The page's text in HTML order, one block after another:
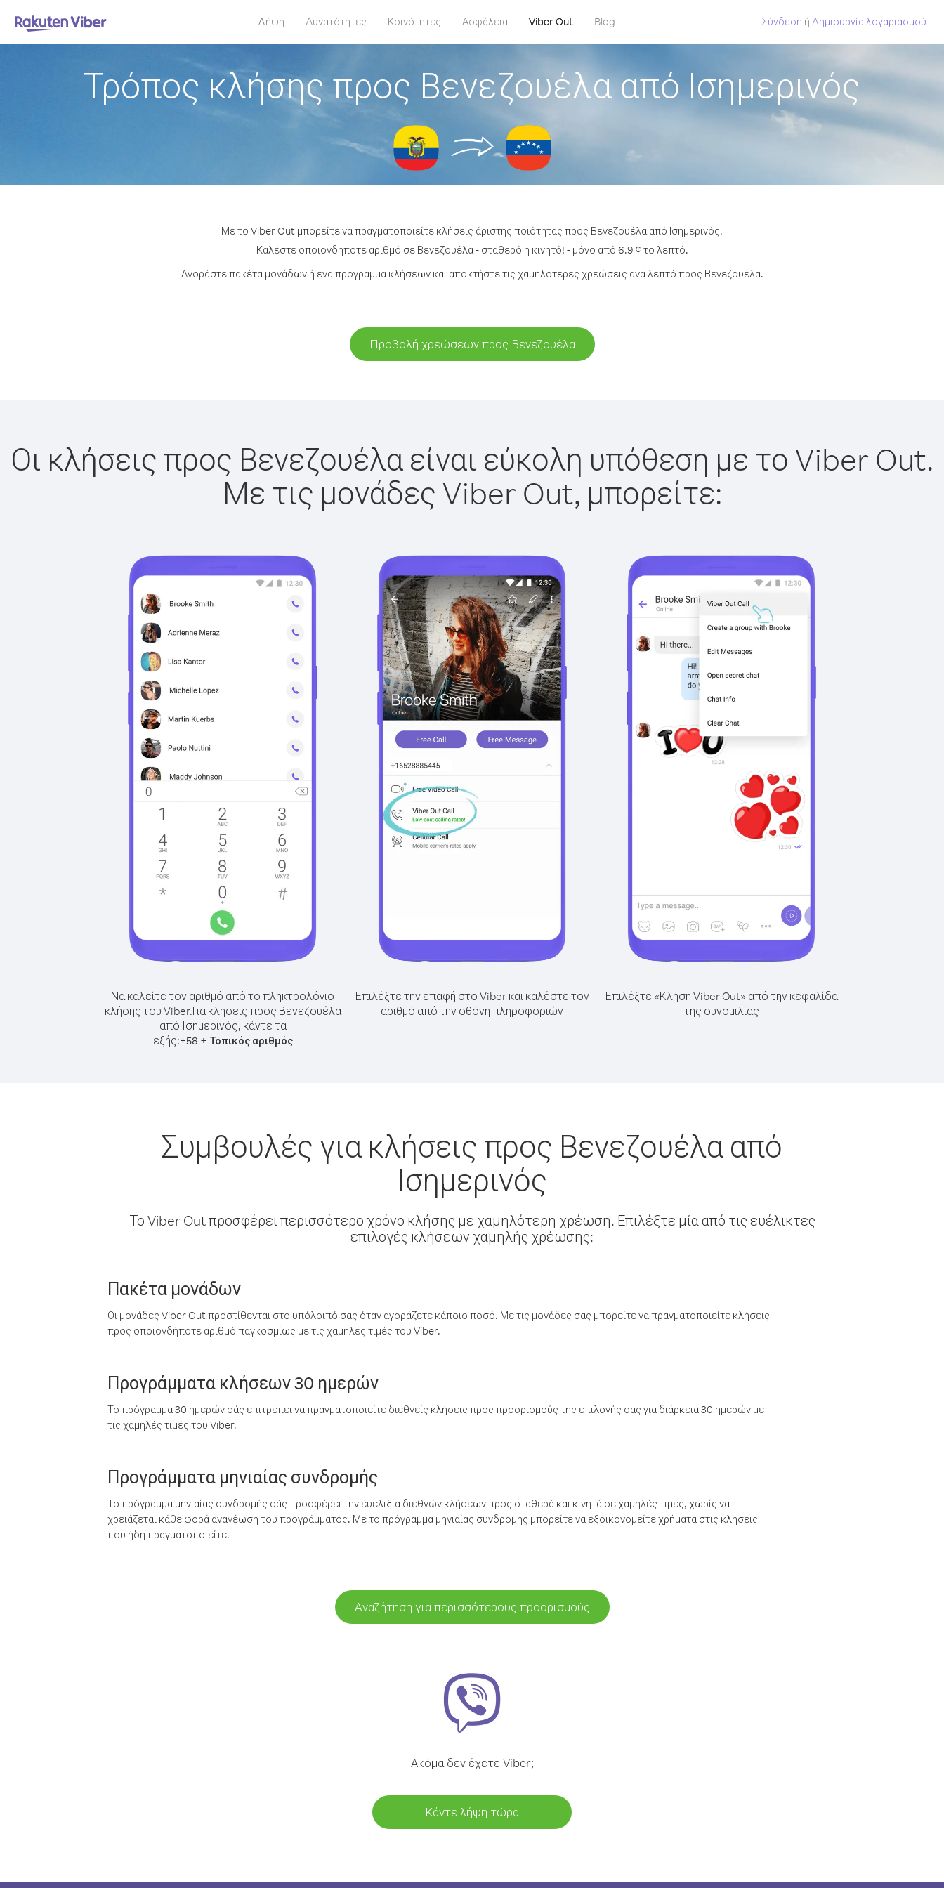
Λήψη Δυνατότητες Κοινότητες Ασφάλεια Viber Out Blog Σύνδεση ή Δημιουργία λογαριασμού
Τρόπος κλήσης προς Βενεζουέλα από Ισημερινός
Με το Viber Out μπορείτε να πραγματοποιείτε κλήσεις άριστης ποιότητας προς Βενεζουέλα από Ισημερινός.
Καλέστε οποιονδήποτε αριθμό σε Βενεζουέλα - σταθερό ή κινητό! - μόνο από 6.9 ¢ το λεπτό.
Αγοράστε πακέτα μονάδων ή ένα πρόγραμμα κλήσεων και αποκτήστε τις χαμηλότερες χρεώσεις ανά λεπτό προς Βενεζουέλα.
Προβολή χρεώσεων προς Βενεζουέλα
Οι κλήσεις προς Βενεζουέλα είναι εύκολη υπόθεση με το Viber Out.
Με τις μονάδες Viber Out, μπορείτε:
Να καλείτε τον αριθμό από το πληκτρολόγιο
κλήσης του Viber.Για κλήσεις προς Βενεζουέλα
από Ισημερινός, κάντε τα
εξής:+58 + Τοπικός αριθμός
Επιλέξτε την επαφή στο Viber και καλέστε τον
αριθμό από την οθόνη πληροφοριών
Επιλέξτε «Κλήση Viber Out» από την κεφαλίδα
της συνομιλίας
Συμβουλές για κλήσεις προς Βενεζουέλα από
Ισημερινός
Το Viber Out προσφέρει περισσότερο χρόνο κλήσης με χαμηλότερη χρέωση. Επιλέξτε μία από τις ευέλικτες
επιλογές κλήσεων χαμηλής χρέωσης:
Πακέτα μονάδων
Οι μονάδες Viber Out προστίθενται στο υπόλοιπό σας όταν αγοράζετε κάποιο ποσό. Με τις μονάδες σας μπορείτε να πραγματοποιείτε κλήσεις
προς οποιονδήποτε αριθμό παγκοσμίως με τις χαμηλές τιμές του Viber.
Προγράμματα κλήσεων 30 ημερών
Το πρόγραμμα 30 ημερών σάς επιτρέπει να πραγματοποιείτε διεθνείς κλήσεις προς προορισμούς της επιλογής σας για διάρκεια 30 ημερών με
τις χαμηλές τιμές του Viber.
Προγράμματα μηνιαίας συνδρομής
Το πρόγραμμα μηνιαίας συνδρομής σάς προσφέρει την ευελιξία διεθνών κλήσεων προς σταθερά και κινητά σε χαμηλές τιμές, χωρίς να
χρειάζεται κάθε φορά ανανέωση του προγράμματος. Με το πρόγραμμα μηνιαίας συνδρομής μπορείτε να εξοικονομείτε χρήματα στις κλήσεις
που ήδη πραγματοποιείτε.
Αναζήτηση για περισσότερους προορισμούς
Ακόμα δεν έχετε Viber;
Κάντε λήψη τώρα